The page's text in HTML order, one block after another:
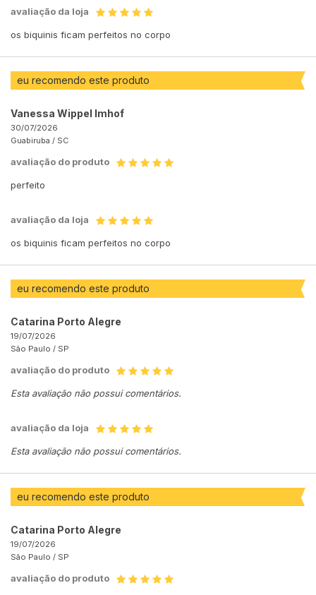
avaliação da loja
os biquinis ficam perfeitos no corpo
eu recomendo este produto
Vanessa Wippel Imhof
30/07/2026
Guabiruba / SC
avaliação do produto
perfeito
avaliação da loja
os biquinis ficam perfeitos no corpo
eu recomendo este produto
Catarina Porto Alegre
19/07/2026
São Paulo / SP
avaliação do produto
Esta avaliação não possui comentários.
avaliação da loja
Esta avaliação não possui comentários.
eu recomendo este produto
Catarina Porto Alegre
19/07/2026
São Paulo / SP
avaliação do produto